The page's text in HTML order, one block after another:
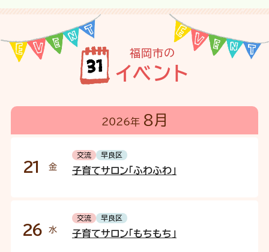
福岡市の
イベント
2026年 8月
21 金
交流 早良区
子育てサロン「ふわふわ」
26 水
交流 早良区
子育てサロン「もちもち」